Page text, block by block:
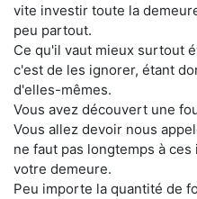
vite investir toute la
peu partout.
Ce qu'il vaut mieux surtout
c'est de les ignorer, étant
d'elles-mêmes.
Vous avez découvert une
Vous allez devoir nous
ne faut pas longtemps à
votre demeure.
Peu importe la quantité de